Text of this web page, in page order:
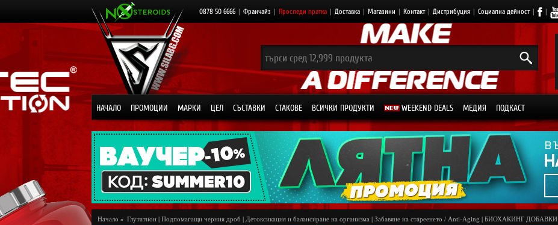
0878 50 6666 | Франчайз | Проследи пратка | Доставка | Магазини | Контакт | Дистрибуция | Социална дейност | |
НАЧАЛО ПРОМОЦИИ МАРКИ ЦЕЛ СЪСТАВКИ СТАКОВЕ ВСИЧКИ ПРОДУКТИ WEEKEND DEALS МЕДИЯ ПОДКАСТ
Начало » Глутатион | Подпомагащи черния дроб | Детоксикация и балансиране на организма | Забавяне на стареенето / Anti-Aging | БИОХАКИНГ ДОБАВКИ